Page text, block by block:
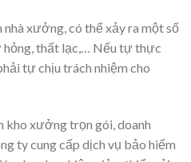
nhà xưởng, có thể xảy ra một số
hỏng, thất lạc,… Nếu tự thực
tự chịu trách nhiệm cho
kho xưởng trọn gói, doanh
ty cung cấp dịch vụ bảo hiểm